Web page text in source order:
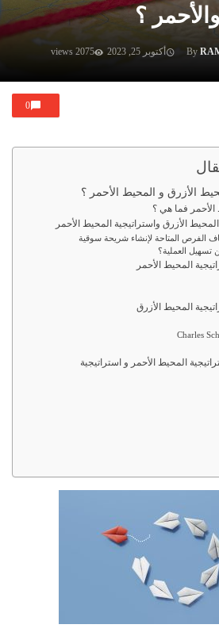
والأحمر ؟
By أكتوبر 25, 2023 2075 views
0
الأزرق و المحيط الأحمر ؟
الأحمر فما هي ؟
الأزرق واستراتيجية المحيط الأحمر
الفرص المتاحة لإنشاء شريحة سوقية
العملية؟
المحيط الأحمر
المحيط الأزرق
المحيط الأحمر و استراتيجية